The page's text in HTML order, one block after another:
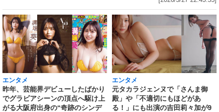
エンタメ
昨年、芸能界デビューしたばかり
でグラビアシーンの頂点へ駆け上
がる大阪府出身の“奇跡のシンデ
エンタメ
元タカラジェンヌで「さんま御
殿」や「不適切にもほどがあ
る！」にも出演の吉田莉々加が9